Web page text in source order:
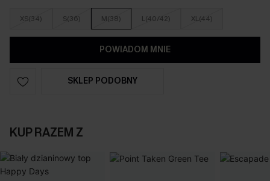
XS(34) S(36) M(38) L(40/42) XL(44)
POWIADOM MNIE
SKLEP PODOBNY
KUP RAZEM Z